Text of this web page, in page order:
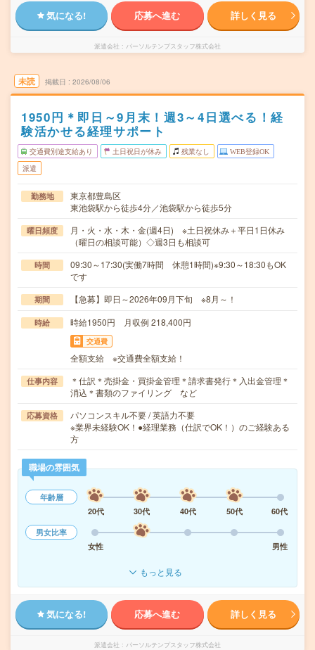
気になる! 応募へ進む 詳しく見る
派遣会社 パーソルテンプスタッフ株式会社
未読 掲載日 2026/08/06
1950円＊即日～9月末！週3～4日選べる！経
験活かせる経理サポート
交通費別途支給あり 土日祝日が休み 残業なし WEB登録OK
派遣
勤務地
東京都豊島区
東池袋駅から徒歩4分／池袋駅から徒歩5分
曜日頻度
月・火・水・木・金(週4日) ※土日祝休み＋平日1日休み
（曜日の相談可能）◇週3日も相談可
時間
09:30～17:30(実働7時間 休憩1時間)※9:30～18:30もOK
です
期間 【急募】即日～2026年09月下旬 ※8月～！
時給 時給1950円 月収例 218,400円
交通費
全額支給 ※交通費全額支給！
仕事内容
＊仕訳＊売掛金・買掛金管理＊請求書発行＊入出金管理＊
消込＊書類のファイリング など
応募資格
パソコンスキル不要 / 英語力不要
※業界未経験OK！●経理業務（仕訳でOK！）のご経験ある
方
職場の雰囲気
年齢層
20代
30代 40代 50代
60代
男女比率
女性
男性
もっと見る
気になる! 応募へ進む 詳しく見る
派遣会社 パーソルテンプスタッフ株式会社